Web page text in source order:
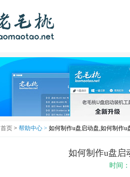
首页 > 帮助中心 > 如何制作u盘启动盘,如何制作u
如何制作u盘启
时间